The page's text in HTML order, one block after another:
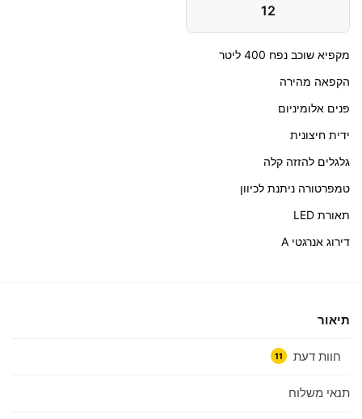
12
מקפיא שוכב נפח 400 ליטר
הקפאה מהירה
פנים אלומיניום
ידית חיצונית
גלגלים להזזה קלה
טמפרטורה ניתנת לכיוון
תאורת LED
דירוג אנרגטי A
תיאור
חוות דעת 11
תנאי משלוח